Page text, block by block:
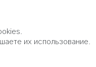
их использование.